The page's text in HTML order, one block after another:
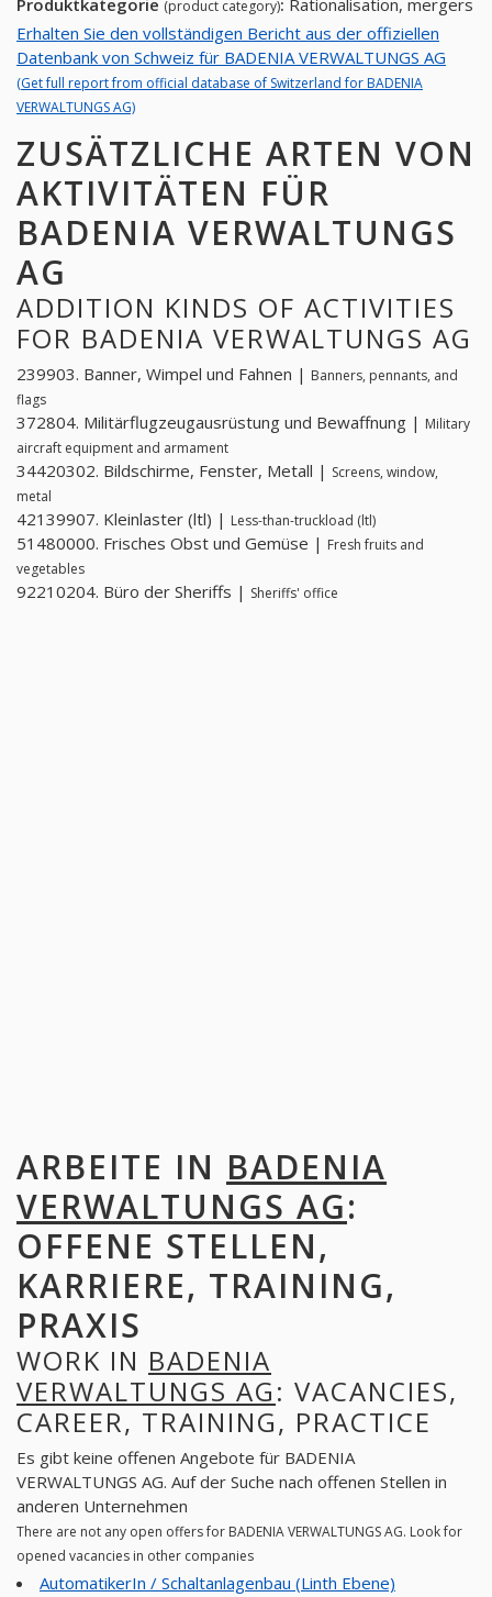
Produktkategorie (product category): Rationalisation, mergers
Erhalten Sie den vollständigen Bericht aus der offiziellen
Datenbank von Schweiz für BADENIA VERWALTUNGS AG
(Get full report from official database of Switzerland for BADENIA
VERWALTUNGS AG)
ZUSÄTZLICHE ARTEN VON
AKTIVITÄTEN FÜR
BADENIA VERWALTUNGS
AG
ADDITION KINDS OF ACTIVITIES
FOR BADENIA VERWALTUNGS AG
239903. Banner, Wimpel und Fahnen | Banners, pennants, and
flags
372804. Militärflugzeugausrüstung und Bewaffnung | Military
aircraft equipment and armament
34420302. Bildschirme, Fenster, Metall | Screens, window,
metal
42139907. Kleinlaster (ltl) | Less-than-truckload (ltl)
51480000. Frisches Obst und Gemüse | Fresh fruits and
vegetables
92210204. Büro der Sheriffs | Sheriffs' office
ARBEITE IN BADENIA
VERWALTUNGS AG:
OFFENE STELLEN,
KARRIERE, TRAINING,
PRAXIS
WORK IN BADENIA
VERWALTUNGS AG: VACANCIES,
CAREER, TRAINING, PRACTICE
Es gibt keine offenen Angebote für BADENIA
VERWALTUNGS AG. Auf der Suche nach offenen Stellen in
anderen Unternehmen
There are not any open offers for BADENIA VERWALTUNGS AG. Look for
opened vacancies in other companies
AutomatikerIn / Schaltanlagenbau (Linth Ebene)